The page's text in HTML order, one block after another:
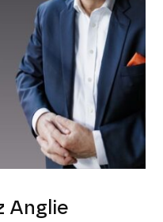
Anglie